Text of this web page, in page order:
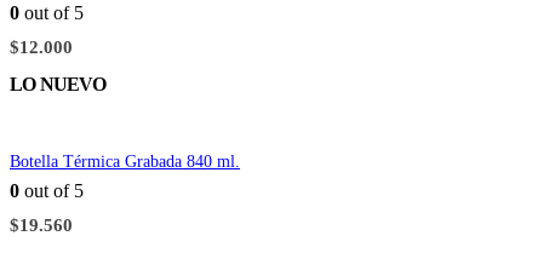
0 out of 5
$12.000
LO NUEVO
Botella Térmica Grabada 840 ml.
0 out of 5
$19.560